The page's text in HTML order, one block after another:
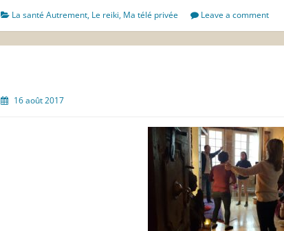
les
autres?
La santé Autrement, Le reiki, Ma télé privée Leave a comment
16 août 2017